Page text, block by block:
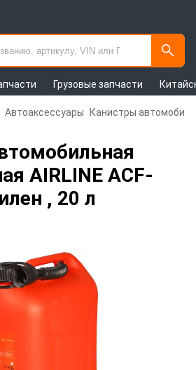
Грузовые запчасти
Автоаксессуары Канистры
AIRLINE ACF-
, 20 л